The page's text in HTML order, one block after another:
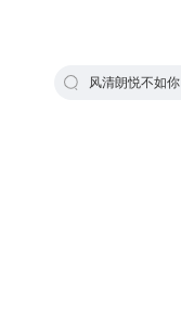
风清朗悦不如你